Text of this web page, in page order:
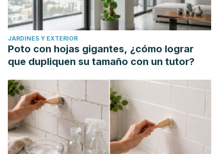
JARDINES Y EXTERIOR
Poto con hojas gigantes, ¿cómo lograr
que dupliquen su tamaño con un tutor?